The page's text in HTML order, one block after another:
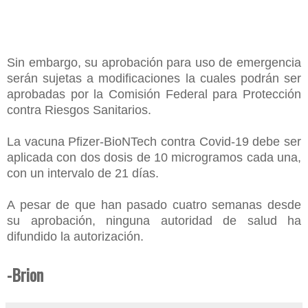
Sin embargo, su aprobación para uso de emergencia
serán sujetas a modificaciones la cuales podrán ser
aprobadas por la Comisión Federal para Protección
contra Riesgos Sanitarios.
La vacuna Pfizer-BioNTech contra Covid-19 debe ser
aplicada con dos dosis de 10 microgramos cada una,
con un intervalo de 21 días.
A pesar de que han pasado cuatro semanas desde
su aprobación, ninguna autoridad de salud ha
difundido la autorización.
-Brion